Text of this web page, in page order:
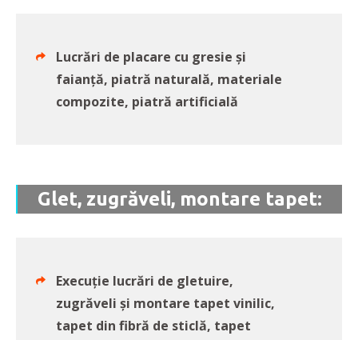
Lucrări de placare cu gresie și
faianţă, piatră naturală, materiale
compozite, piatră artificială
Glet, zugrăveli, montare tapet:
Execuție lucrări de gletuire,
zugrăveli şi montare tapet vinilic,
tapet din fibră de sticlă, tapet